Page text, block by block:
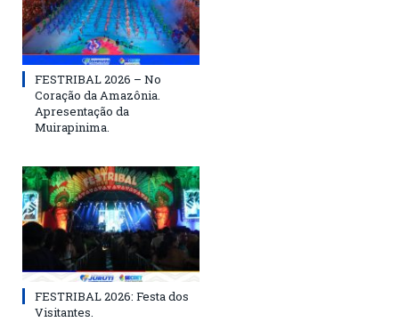
FESTRIBAL 2026 – No
Coração da Amazônia.
Apresentação da
Muirapinima.
FESTRIBAL 2026: Festa dos
Visitantes.